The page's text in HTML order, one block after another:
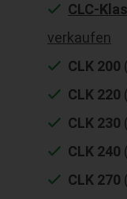
CLC-
verkaufen
CLK 200
CLK 220
CLK 230
CLK 240
CLK 270